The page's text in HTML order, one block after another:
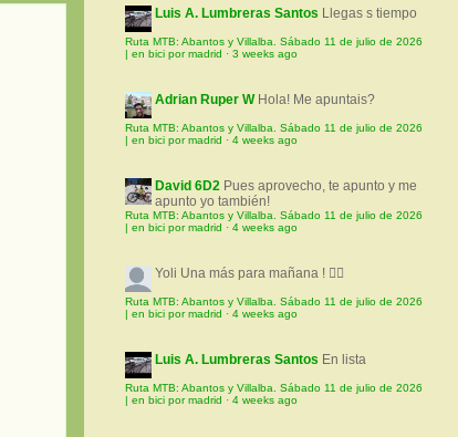
Luis A. Lumbreras Santos Llegas s tiempo
Ruta MTB: Abantos y Villalba. Sábado 11 de julio de 2026
| en bici por madrid · 3 weeks ago
Adrian Ruper W Hola! Me apuntais?
Ruta MTB: Abantos y Villalba. Sábado 11 de julio de 2026
| en bici por madrid · 4 weeks ago
David 6D2 Pues aprovecho, te apunto y me
apunto yo también!
Ruta MTB: Abantos y Villalba. Sábado 11 de julio de 2026
| en bici por madrid · 4 weeks ago
Yoli Una más para mañana ! 🚵‍♀️
Ruta MTB: Abantos y Villalba. Sábado 11 de julio de 2026
| en bici por madrid · 4 weeks ago
Luis A. Lumbreras Santos En lista
Ruta MTB: Abantos y Villalba. Sábado 11 de julio de 2026
| en bici por madrid · 4 weeks ago